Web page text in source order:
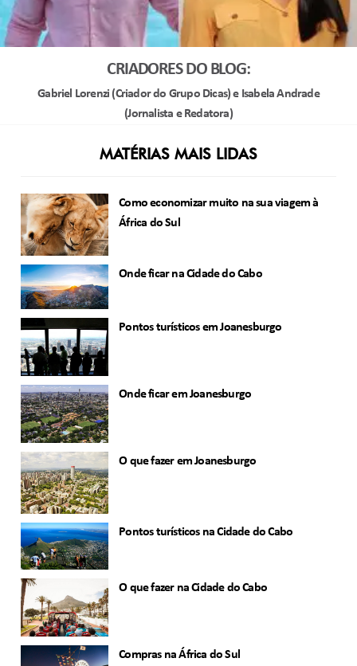
CRIADORES DO BLOG:
Gabriel Lorenzi (Criador do Grupo Dicas) e Isabela Andrade
(Jornalista e Redatora)
MATÉRIAS MAIS LIDAS
Como economizar muito na sua viagem à
África do Sul
Onde ficar na Cidade do Cabo
Pontos turísticos em Joanesburgo
Onde ficar em Joanesburgo
O que fazer em Joanesburgo
Pontos turísticos na Cidade do Cabo
O que fazer na Cidade do Cabo
Compras na África do Sul